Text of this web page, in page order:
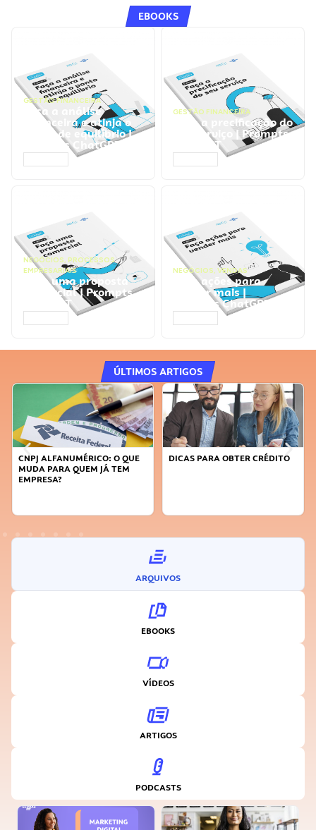
EBOOKS
GESTÃO FINANCEIRA
Faça a análise
financeira e atinja o
ponto de equilíbrio |
Prompts ChatGPT
GESTÃO FINANCEIRA
Faça a precificação do
seu serviço | Prompts
ChatGPT
NEGÓCIOS, PROCESSOS
EMPRESARIAIS
Faça uma proposta
comercial | Prompts
ChatGPT
NEGÓCIOS, VENDAS
Faça ações para
vender mais |
Prompts ChatGPT
ÚLTIMOS ARTIGOS
QUE
DICAS PARA OBTER CRÉDITO
FAÇA A DIFERENÇA: SEJA
ARQUIVOS
EBOOKS
VÍDEOS
ARTIGOS
PODCASTS